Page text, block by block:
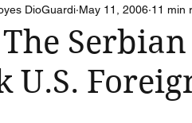
Presheva
Alb-Serb Relations
U.S.
DioGuardi May 11, 2006 11 min